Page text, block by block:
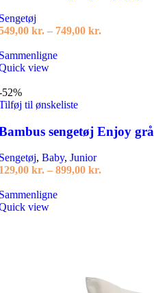
kr. – 749,00 kr.
view
52%
til ønskeliste
sengetøj Enjoy grå
, Baby, Junior
kr. – 899,00 kr.Prisinterval:
view